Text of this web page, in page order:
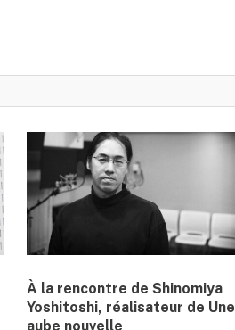
À la rencontre de Shinomiya
Yoshitoshi, réalisateur de Une
aube nouvelle